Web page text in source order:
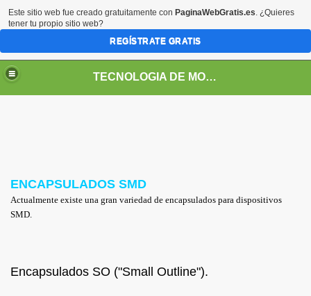
TECNOLOGIA DE MONTAJE SUPERFICIAL
ENCAPSULADOS SMD
Actualmente existe una gran variedad de encapsulados para dispositivos
SMD.
Encapsulados SO ("Small Outline").
EN PROCESOS SMT
Este sitio web fue creado gratuitamente con PaginaWebGratis.es. ¿Quieres
tener tu propio sitio web?
REGÍSTRATE GRATIS